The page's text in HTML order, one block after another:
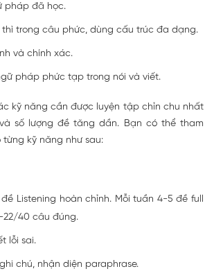
pháp đã học.
thì trong câu phức, dùng cấu trúc đa dạng.
và chính xác.
pháp phức tạp trong nói và viết.
kỹ năng cần được luyện tập chỉn chu nhất
số lượng đề tăng dần. Bạn có thể tham
kỹ năng như sau:
Listening hoàn chỉnh. Mỗi tuần 4-5 đề full
22/40 câu đúng.
lỗi sai.
chú, nhận diện paraphrase.